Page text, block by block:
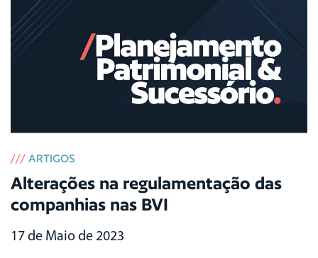
/// ARTIGOS
Alterações na regulamentação das
companhias nas BVI
17 de Maio de 2023